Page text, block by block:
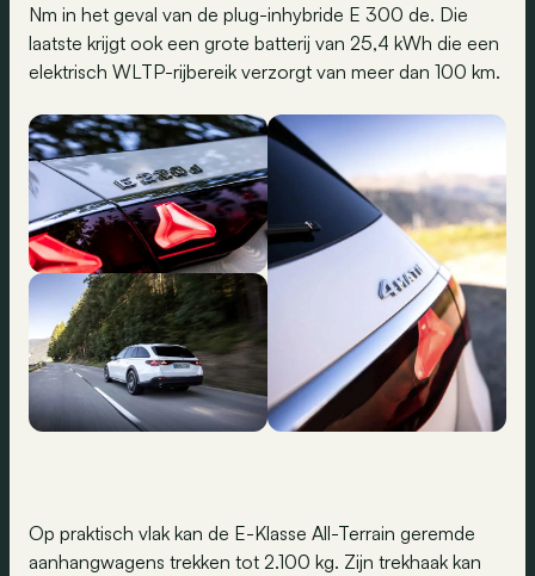
Nm in het geval van de plug-inhybride E 300 de. Die
laatste krijgt ook een grote batterij van 25,4 kWh die een
elektrisch WLTP-rijbereik verzorgt van meer dan 100 km.
Op praktisch vlak kan de E-Klasse All-Terrain geremde
aanhangwagens trekken tot 2.100 kg. Zijn trekhaak kan